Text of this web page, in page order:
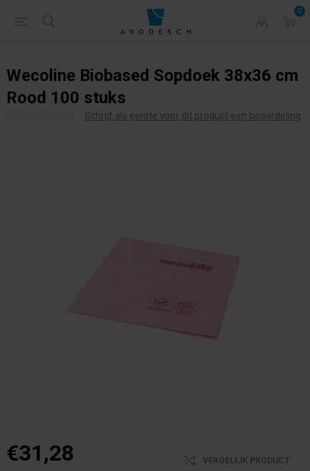
0
Wecoline Biobased Sopdoek 38x36 cm
Rood 100 stuks
Schrijf als eerste voor dit product een beoordeling
€31,28 VERGELIJK PRODUCT